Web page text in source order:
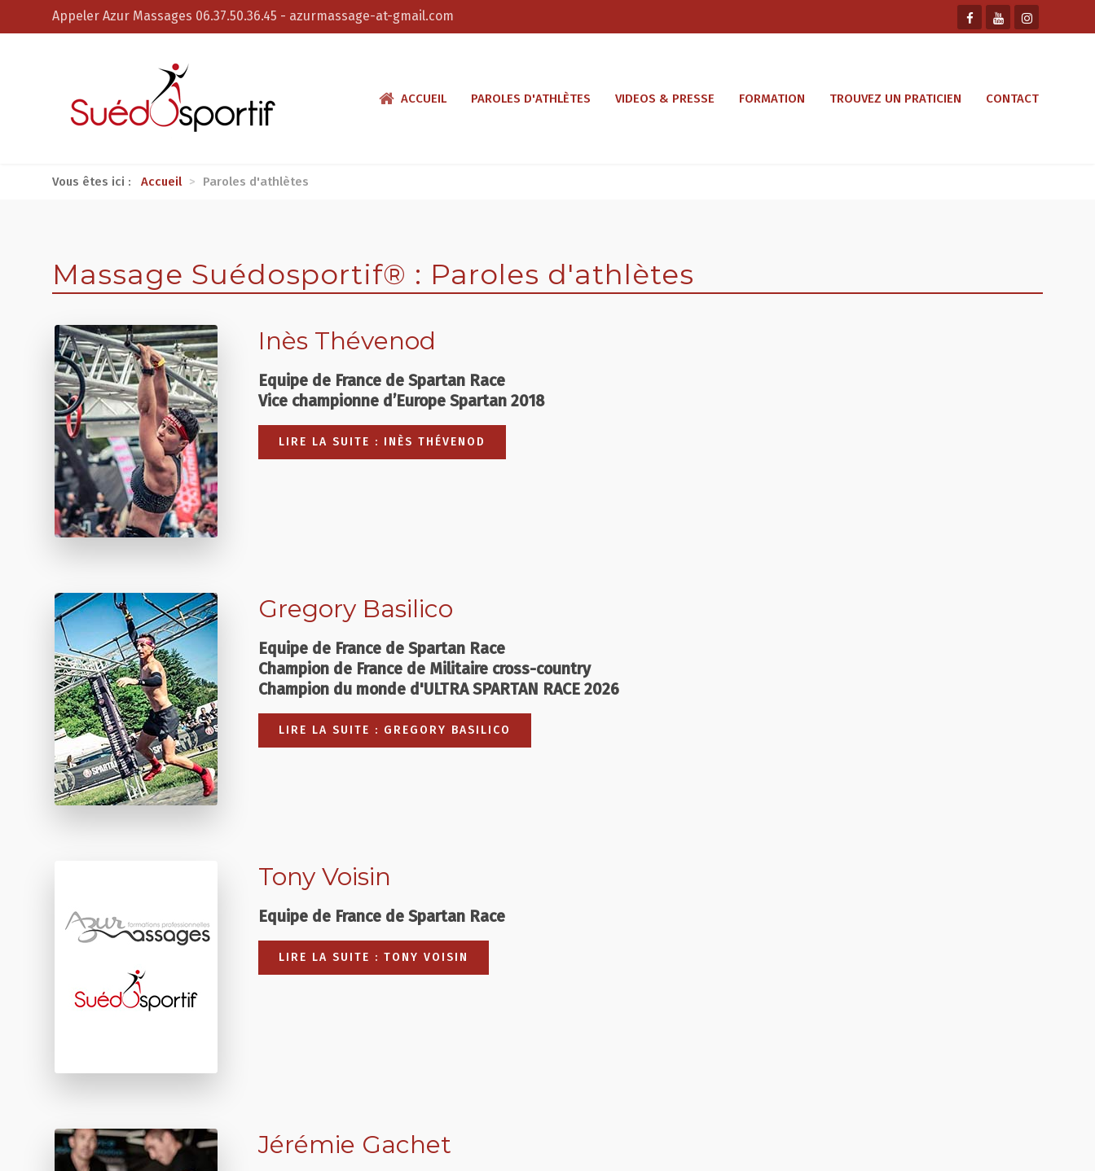
Appeler Azur Massages 06.37.50.36.45 - azurmassage-at-gmail.com
ACCUEIL PAROLES D'ATHLÈTES VIDEOS & PRESSE FORMATION TROUVEZ UN PRATICIEN CONTACT
Vous êtes ici : Accueil > Paroles d'athlètes
Massage Suédosportif® : Paroles d'athlètes
Inès Thévenod
Equipe de France de Spartan Race
Vice championne d’Europe Spartan 2018
LIRE LA SUITE : INÈS THÉVENOD
Gregory Basilico
Equipe de France de Spartan Race
Champion de France de Militaire cross-country
Champion du monde d'ULTRA SPARTAN RACE 2026
LIRE LA SUITE : GREGORY BASILICO
Tony Voisin
Equipe de France de Spartan Race
LIRE LA SUITE : TONY VOISIN
Jérémie Gachet